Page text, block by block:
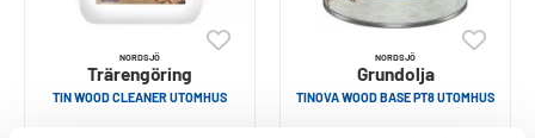
NORDSJÖ
Trärengöring
TIN WOOD CLEANER UTOMHUS
NORDSJÖ
Grundolja
TINOVA WOOD BASE PT8 UTOMHUS